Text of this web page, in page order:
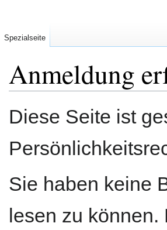
Anmeldung
Navigation
Suche
Diese Seite ist
Sie haben keine
lesen zu
Spezialseite